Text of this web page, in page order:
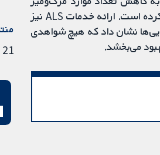
ناشی از جراحت در کشورهای عمدتا پُردرآمد که این خدمات در دسترس است، کمک کرده است. ارائه خدمات ALS نیز
نشان داد که هیچ شواهدی
21 اوت 2014